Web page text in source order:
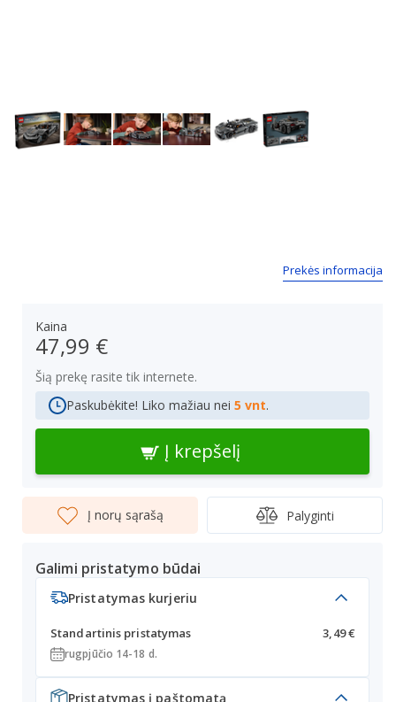
Prekės informacija
Kaina
47,99 €
Šią prekę rasite tik internete.
Paskubėkite! Liko mažiau nei 5 vnt.
Į krepšelį
Į norų sąrašą Palyginti
Galimi pristatymo būdai
Pristatymas kurjeriu
Standartinis pristatymas 3,49 €
rugpjūčio 14-18 d.
Pristatymas į paštomatą